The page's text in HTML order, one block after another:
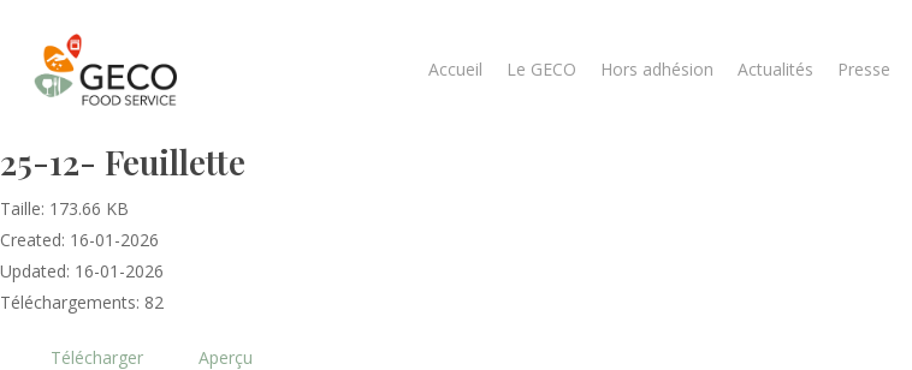
Accueil Le GECO Hors adhésion Actualités Presse
25-12- Feuillette
Taille: 173.66 KB
Created: 16-01-2026
Updated: 16-01-2026
Téléchargements: 82
Télécharger Aperçu